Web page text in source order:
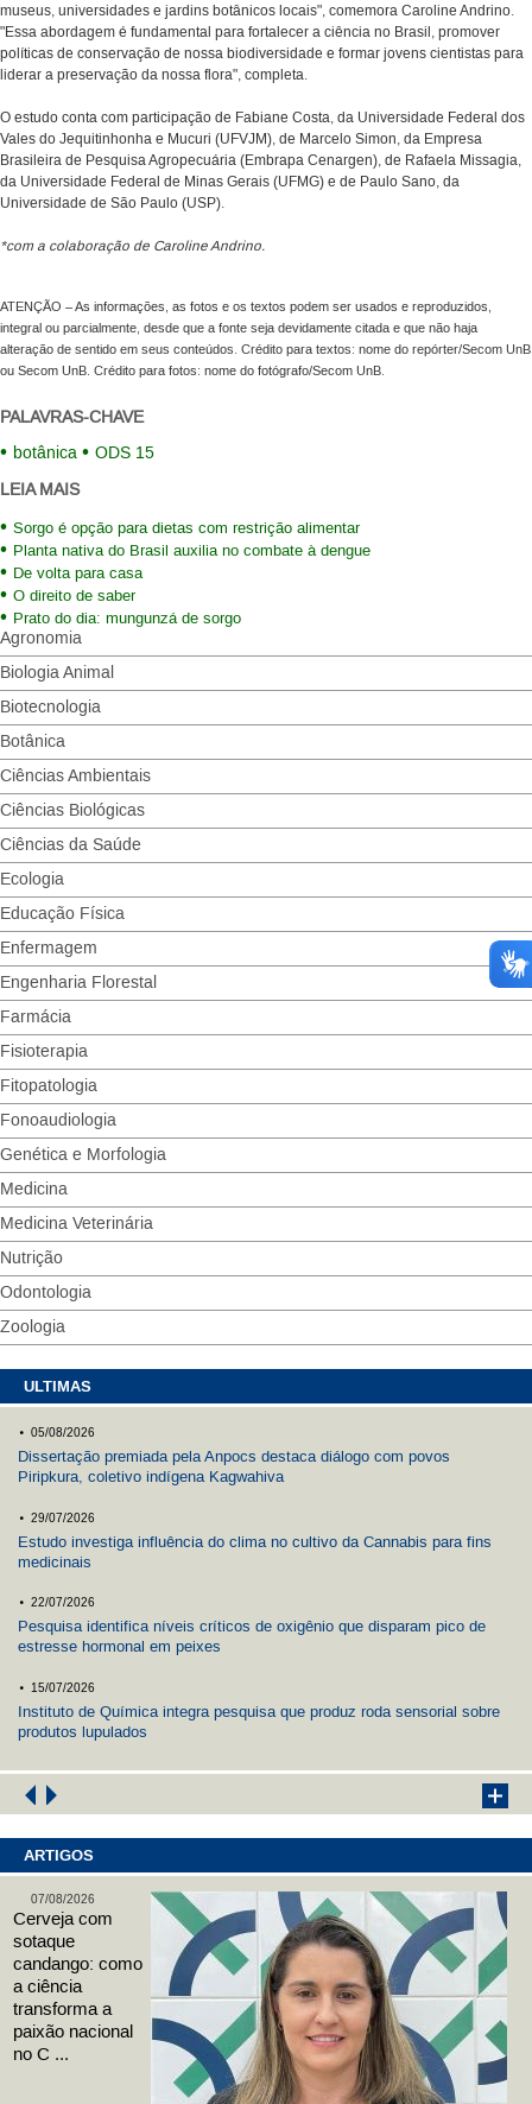
museus, universidades e jardins botânicos locais", comemora Caroline Andrino.
"Essa abordagem é fundamental para fortalecer a ciência no Brasil, promover
políticas de conservação de nossa biodiversidade e formar jovens cientistas para
liderar a preservação da nossa flora", completa.
O estudo conta com participação de Fabiane Costa, da Universidade Federal dos
Vales do Jequitinhonha e Mucuri (UFVJM), de Marcelo Simon, da Empresa
Brasileira de Pesquisa Agropecuária (Embrapa Cenargen), de Rafaela Missagia,
da Universidade Federal de Minas Gerais (UFMG) e de Paulo Sano, da
Universidade de São Paulo (USP).
*com a colaboração de Caroline Andrino.
ATENÇÃO – As informações, as fotos e os textos podem ser usados e reproduzidos,
integral ou parcialmente, desde que a fonte seja devidamente citada e que não haja
alteração de sentido em seus conteúdos. Crédito para textos: nome do repórter/Secom UnB
ou Secom UnB. Crédito para fotos: nome do fotógrafo/Secom UnB.
PALAVRAS-CHAVE
botânica
ODS 15
LEIA MAIS
Sorgo é opção para dietas com restrição alimentar
Planta nativa do Brasil auxilia no combate à dengue
De volta para casa
O direito de saber
Prato do dia: mungunzá de sorgo
Agronomia
Biologia Animal
Biotecnologia
Botânica
Ciências Ambientais
Ciências Biológicas
Ciências da Saúde
Ecologia
Educação Física
Enfermagem
Engenharia Florestal
Farmácia
Fisioterapia
Fitopatologia
Fonoaudiologia
Genética e Morfologia
Medicina
Medicina Veterinária
Nutrição
Odontologia
Zoologia
ULTIMAS
. 05/08/2026
Dissertação premiada pela Anpocs destaca diálogo com povos
Piripkura, coletivo indígena Kagwahiva
. 29/07/2026
Estudo investiga influência do clima no cultivo da Cannabis para fins
medicinais
. 22/07/2026
Pesquisa identifica níveis críticos de oxigênio que disparam pico de
estresse hormonal em peixes
. 15/07/2026
Instituto de Química integra pesquisa que produz roda sensorial sobre
produtos lupulados
ARTIGOS
07/08/2026
Cerveja com
sotaque
candango: como
a ciência
transforma a
paixão nacional
no C ...